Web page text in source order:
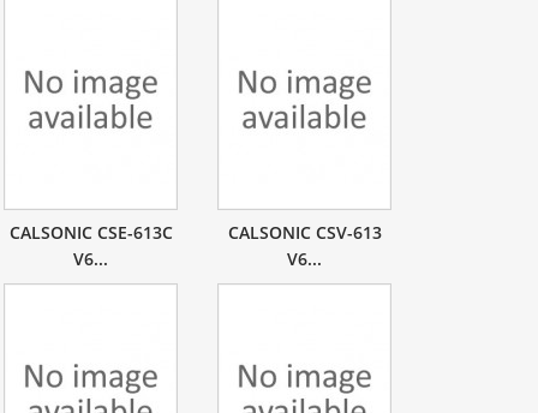
CALSONIC CSE-613C
V6...
CALSONIC CSV-613
V6...